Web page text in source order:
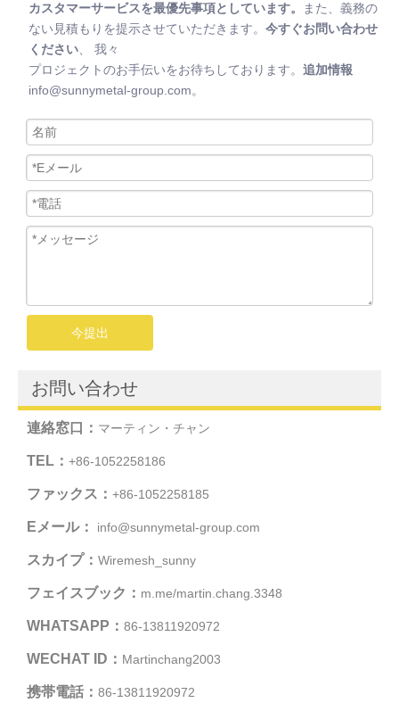
カスタマーサービスを最優先事項としています。
また、義務の
ない見積もりを提示させていただきます。 今すぐお問い合わせ
ください 、 我々
プロジェクトのお手伝いをお待ちしております。 追加情報
info@sunnymetal-group.com。
今提出
お問い合わせ
連絡窓口： マーティン・チャン
TEL： +86-1052258186
ファックス： +86-1052258185
Eメール： info@sunnymetal-group.com
スカイプ： Wiremesh_sunny
フェイスブック： m.me/martin.chang.3348
WHATSAPP： 86-13811920972
WECHAT ID： Martinchang2003
携帯電話： 86-13811920972